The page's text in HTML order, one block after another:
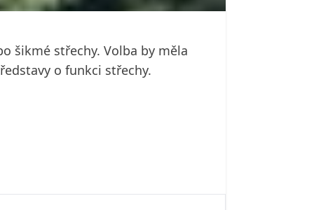
šikmé střechy. Volba by měla
o funkci střechy.